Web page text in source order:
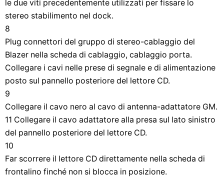
le due viti precedentemente utilizzati per fissare lo
stereo stabilimento nel dock.
8
Plug connettori del gruppo di stereo-cablaggio del
Blazer nella scheda di cablaggio, cablaggio porta.
Collegare i cavi nelle prese di segnale e di alimentazione
posto sul pannello posteriore del lettore CD.
9
Collegare il cavo nero al cavo di antenna-adattatore GM.
11 Collegare il cavo adattatore alla presa sul lato sinistro
del pannello posteriore del lettore CD.
10
Far scorrere il lettore CD direttamente nella scheda di
frontalino finché non si blocca in posizione.